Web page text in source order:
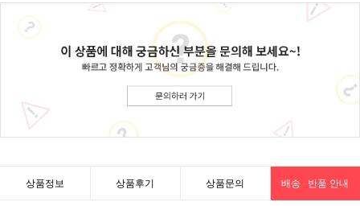
상품정보 상품후기 상품문의 배송 · 반품 안내